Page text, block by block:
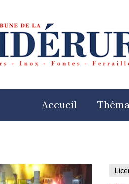
Accueil